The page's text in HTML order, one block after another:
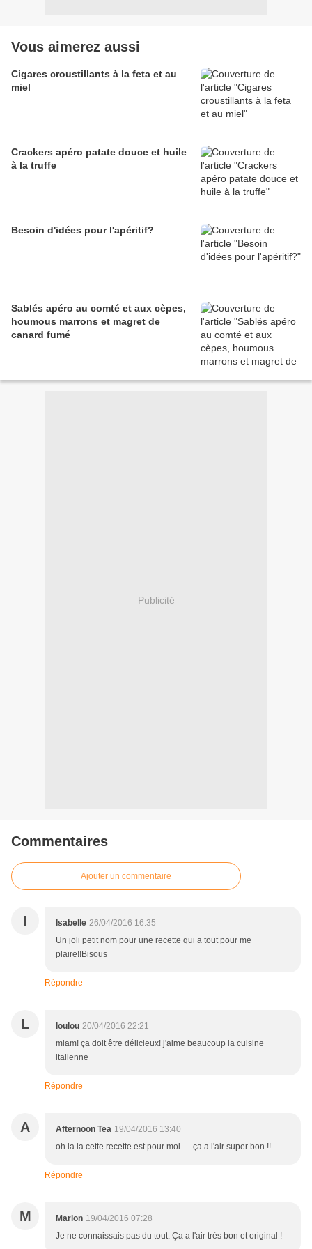
Vous aimerez aussi
Cigares croustillants à la feta et au
miel
Crackers apéro patate douce et huile
à la truffe
Besoin d'idées pour l'apéritif?
Sablés apéro au comté et aux cèpes,
houmous marrons et magret de
canard fumé
Publicité
Commentaires
Ajouter un commentaire
I Isabelle 26/04/2016 16:35
Un joli petit nom pour une recette qui a tout pour me
plaire!!Bisous
Répondre
L loulou 20/04/2016 22:21
miam! ça doit être délicieux! j'aime beaucoup la cuisine
italienne
Répondre
A Afternoon Tea 19/04/2016 13:40
oh la la cette recette est pour moi .... ça a l'air super bon !!
Répondre
M Marion 19/04/2016 07:28
Je ne connaissais pas du tout. Ça a l'air très bon et original !